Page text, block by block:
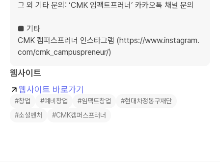
그 외 기타 문의: ‘CMK 임팩트프러너’ 카카오톡 채널 문의
■ 기타
CMK 캠퍼스프러너 인스타그램 (https://www.instagram.
com/cmk_campuspreneur/)
웹사이트
웹사이트 바로가기
#창업 #예비창업 #임팩트창업
#현대차정몽구재단
#소셜벤처
#CMK캠퍼스프러너